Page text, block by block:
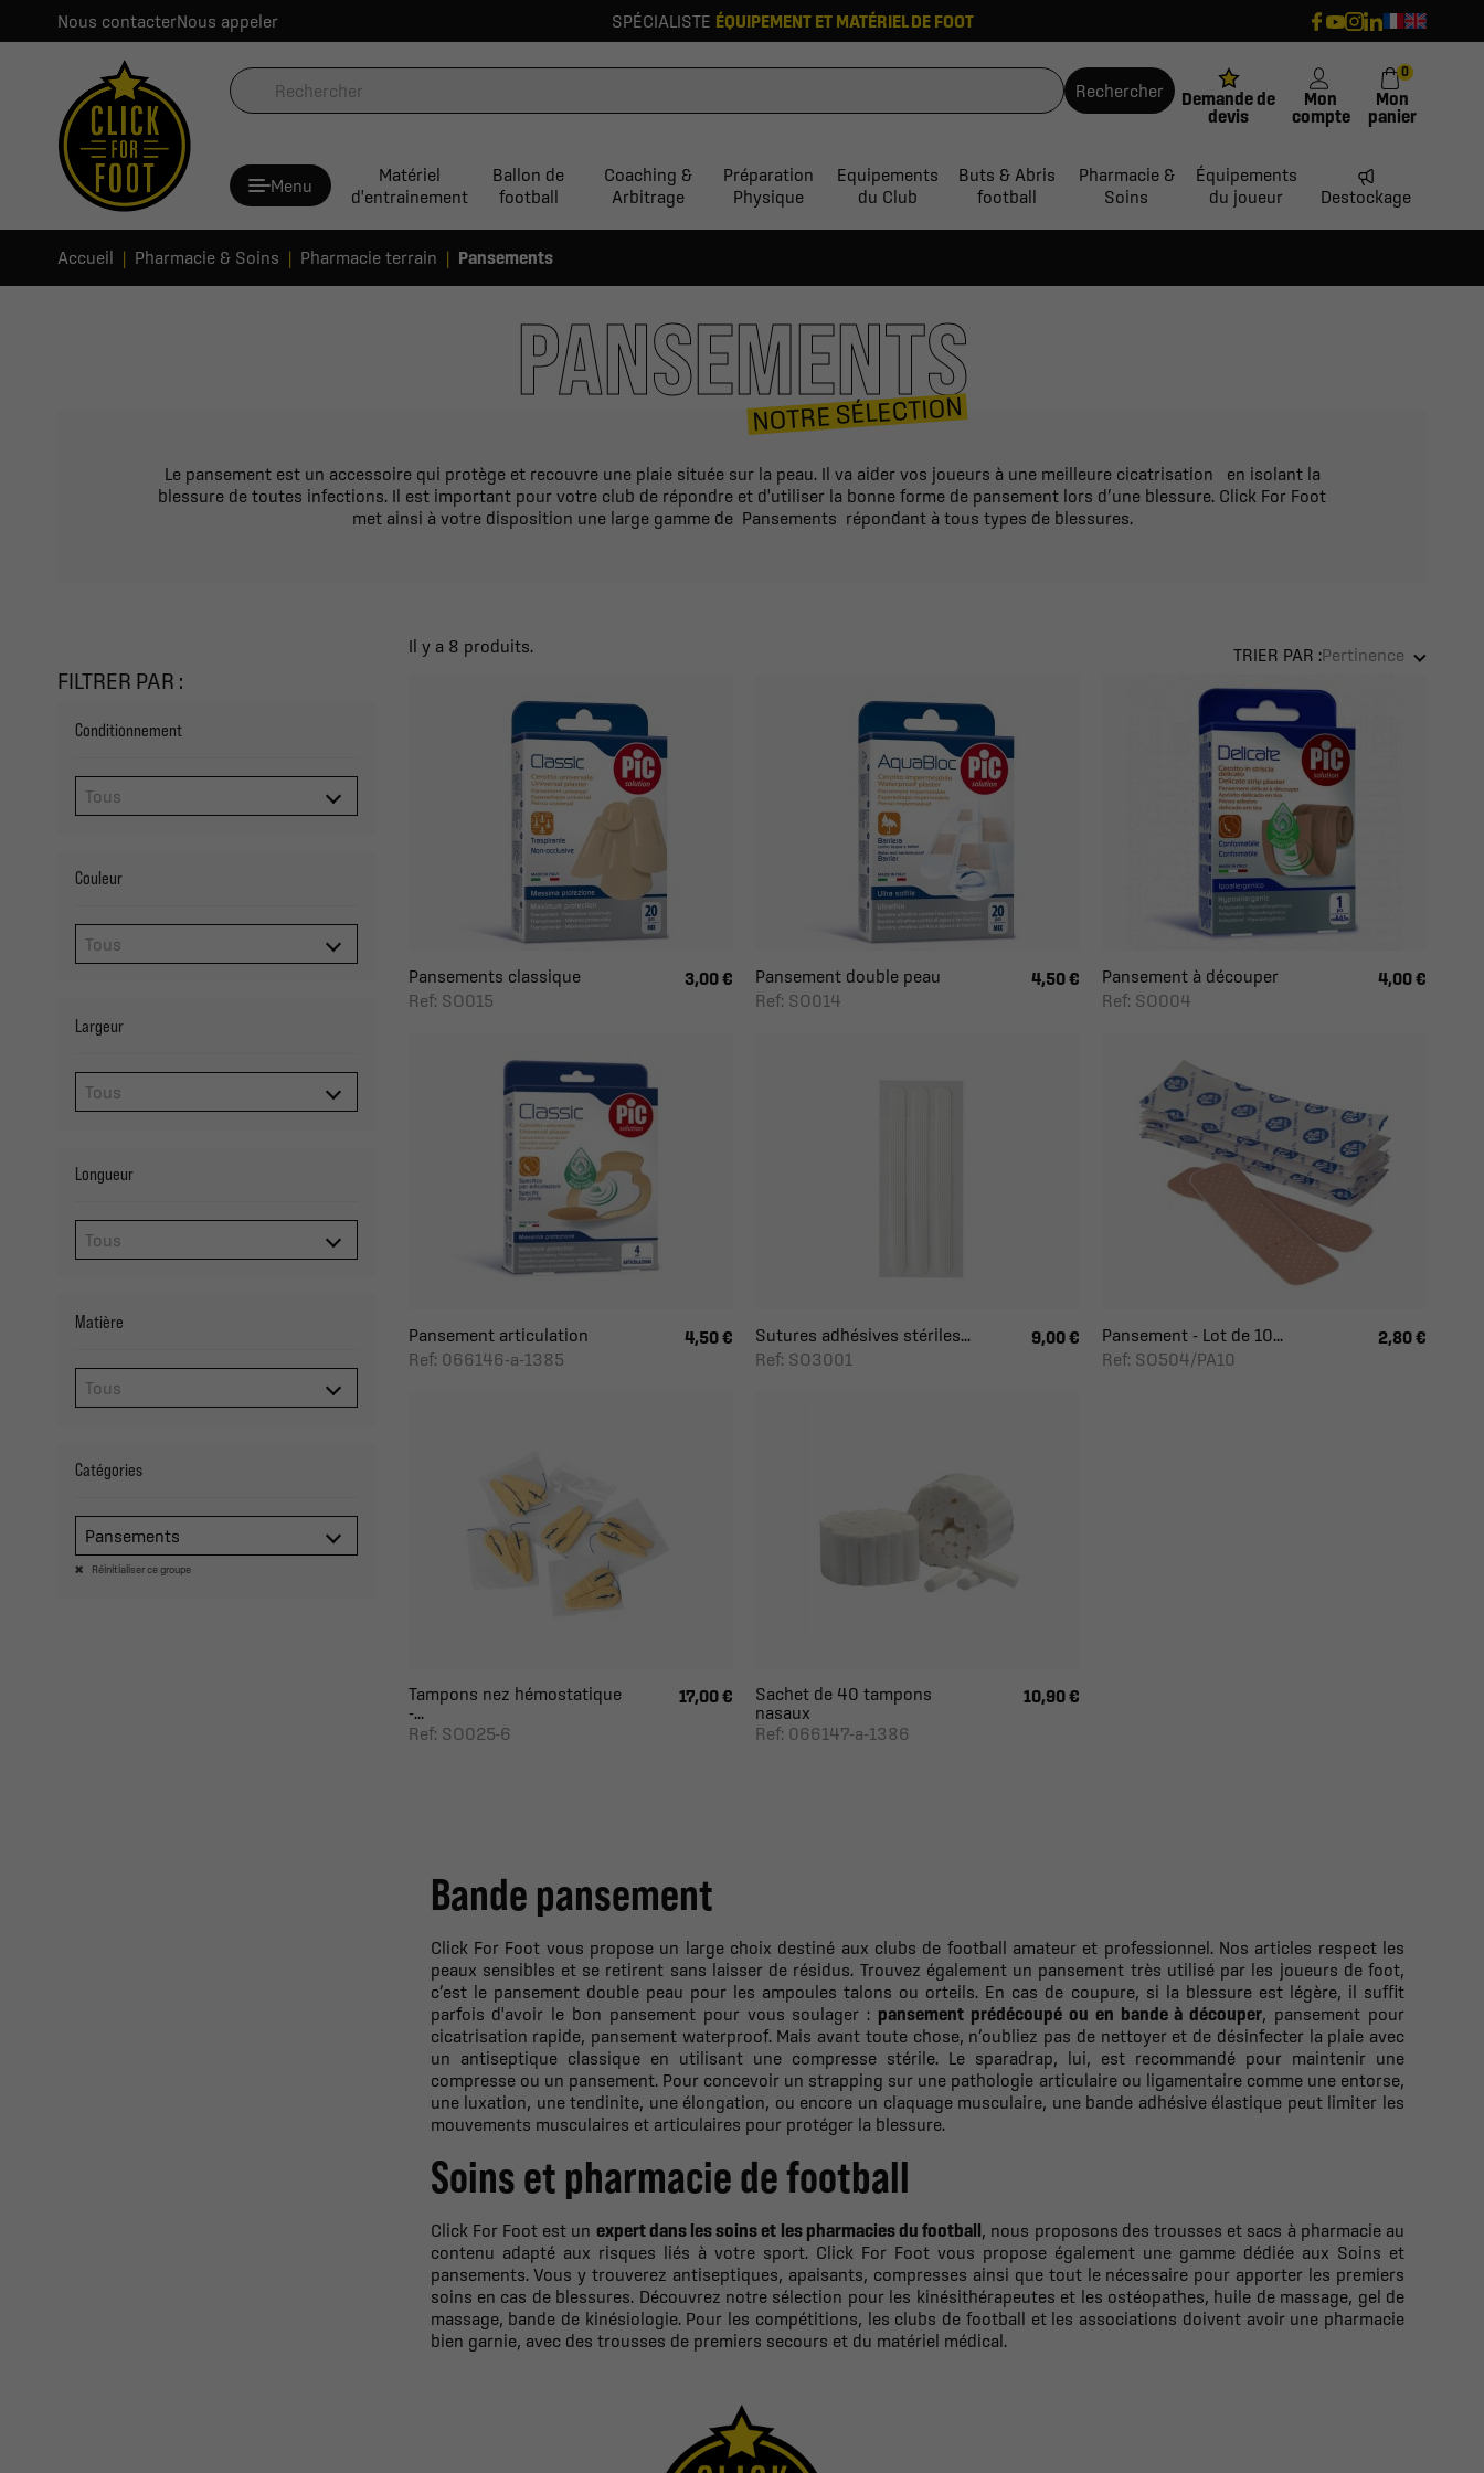
Nous contacterNous appeler SPÉCIALISTE ÉQUIPEMENT ET MATÉRIEL DE FOOT
Rechercher
Demande de
devis
Mon
compte
Mon
panier
0
Menu
Matériel
d'entrainement
Ballon de
football
Coaching &
Arbitrage
Préparation
Physique
Equipements
du Club
Buts & Abris
football
Pharmacie &
Soins
Équipements
du joueur
Destockage
Accueil Pharmacie & Soins Pharmacie terrain Pansements
PANSEMENTS
NOTRE SÉLECTION
Le pansement est un accessoire qui protège et recouvre une plaie située sur la peau. Il va aider vos joueurs à une meilleure cicatrisation en isolant la
blessure de toutes infections. Il est important pour votre club de répondre et d'utiliser la bonne forme de pansement lors d’une blessure. Click For Foot
met ainsi à votre disposition une large gamme de Pansements répondant à tous types de blessures.
FILTRER PAR :
Conditionnement
Couleur
Largeur
Longueur
Matière
Catégories
Pansements
Réinitialiser ce groupe
Il y a 8 produits. TRIER PAR :Pertinence
Pansements classique
Ref: SO015
3,00 €
Pansement double peau
Ref: SO014
4,50 €
Pansement à découper
Ref: SO004
4,00 €
Pansement articulation
Ref: 066146-a-1385
4,50 €
Sutures adhésives stériles...
Ref: SO3001
9,00 €
Pansement - Lot de 10...
Ref: SO504/PA10
2,80 €
Tampons nez hémostatique
-...
Ref: SO025-6
17,00 €
Sachet de 40 tampons
nasaux
Ref: 066147-a-1386
10,90 €
Bande pansement
Click For Foot vous propose un large choix destiné aux clubs de football amateur et professionnel. Nos articles respect les
peaux sensibles et se retirent sans laisser de résidus. Trouvez également un pansement très utilisé par les joueurs de foot,
c’est le pansement double peau pour les ampoules talons ou orteils. En cas de coupure, si la blessure est légère, il suffit
parfois d'avoir le bon pansement pour vous soulager : pansement prédécoupé ou en bande à découper, pansement pour
cicatrisation rapide, pansement waterproof. Mais avant toute chose, n’oubliez pas de nettoyer et de désinfecter la plaie avec
un antiseptique classique en utilisant une compresse stérile. Le sparadrap, lui, est recommandé pour maintenir une
compresse ou un pansement. Pour concevoir un strapping sur une pathologie articulaire ou ligamentaire comme une entorse,
une luxation, une tendinite, une élongation, ou encore un claquage musculaire, une bande adhésive élastique peut limiter les
mouvements musculaires et articulaires pour protéger la blessure.
Soins et pharmacie de football
Click For Foot est un expert dans les soins et les pharmacies du football, nous proposons des trousses et sacs à pharmacie au
contenu adapté aux risques liés à votre sport. Click For Foot vous propose également une gamme dédiée aux Soins et
pansements. Vous y trouverez antiseptiques, apaisants, compresses ainsi que tout le nécessaire pour apporter les premiers
soins en cas de blessures. Découvrez notre sélection pour les kinésithérapeutes et les ostéopathes, huile de massage, gel de
massage, bande de kinésiologie. Pour les compétitions, les clubs de football et les associations doivent avoir une pharmacie
bien garnie, avec des trousses de premiers secours et du matériel médical.